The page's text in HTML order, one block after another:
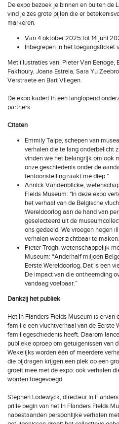
De expo bezoek je binnen en buiten de
vind je zes grote pijlen die er
markeren.
Van 4 oktober 2025 tot 14 juni
Inbegrepen in het toegangsticket
Met illustraties van: Pieter Van Eenoge,
Fakhoury, Joana Estrela, Sara Yu
Verstraete en Bart Vliegen.
De expo kadert in een langlopend
partners.
Citaten
Emmily Talpe, schepen van
verhalen die te lang onderbelicht
vinden we het belangrijk om ook
onze geschiedenis onder de
tentoonstelling raakt me diep.”
Annick Vandenbilcke,
Fields Museum: "In deze expo
het verhaal van de Belgische
Wereldoorlog aan de hand van
geselecteerd uit de
ons gedeeld. We vroegen negen
verhalen weer zichtbaar te
Pieter Trogh, wetenschappelijk
Museum: “Anderhalf miljoen
Eerste Wereldoorlog. Dat is een
De impact van die ontheemding
vandaag voelbaar.”
Dankzij het publiek
Het In Flanders Fields Museum is
familie een vluchtverhaal van de Eerste
familiegeschiedenis heeft. Daarom
publieke oproep om getuigenissen van
Wekelijks worden één of meerdere
die bijdragen krijgen een plek op een
groeit mee met de expo: ook verhalen
worden toegevoegd.
Stephen Lodewyck, directeur In
prille begin van het In Flanders Fields
nabestaanden persoonlijke verhalen